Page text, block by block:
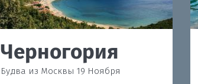
Черногория
Будва из Москвы 19 Ноября